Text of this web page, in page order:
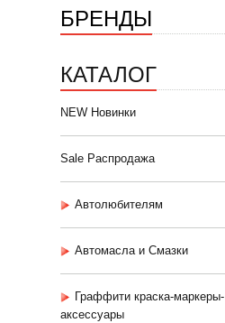
БРЕНДЫ
КАТАЛОГ
NEW Новинки
Sale Распродажа
Автолюбителям
Автомасла и Смазки
Граффити краска-маркеры-
аксессуары